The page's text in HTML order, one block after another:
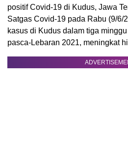
positif Covid-19 di Kudus, Jawa
Satgas Covid-19 pada Rabu (9/6/
kasus di Kudus dalam tiga
pasca-Lebaran 2021, meningkat